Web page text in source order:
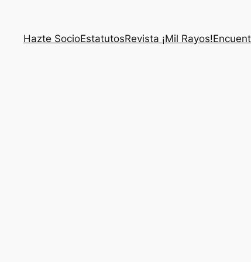
Hazte SocioEstatutosRevista ¡Mil Rayos!